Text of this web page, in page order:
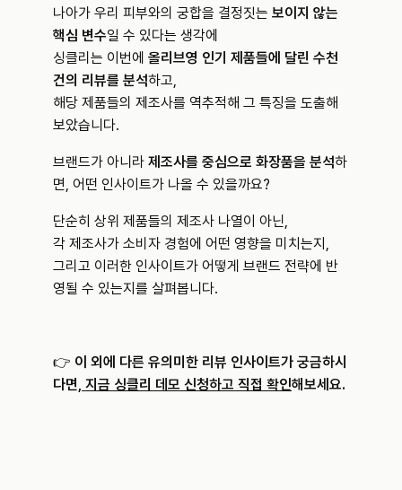
나아가 우리 피부와의 궁합을 결정짓는 보이지 않는
핵심 변수일 수 있다는 생각에
싱클리는 이번에 올리브영 인기 제품들에 달린 수천
건의 리뷰를 분석하고,
해당 제품들의 제조사를 역추적해 그 특징을 도출해
보았습니다.
브랜드가 아니라 제조사를 중심으로 화장품을 분석하
면, 어떤 인사이트가 나올 수 있을까요?
단순히 상위 제품들의 제조사 나열이 아닌,
각 제조사가 소비자 경험에 어떤 영향을 미치는지,
그리고 이러한 인사이트가 어떻게 브랜드 전략에 반
영될 수 있는지를 살펴봅니다.
👉 이 외에 다른 유의미한 리뷰 인사이트가 궁금하시
다면, 지금 싱클리 데모 신청하고 직접 확인해보세요.